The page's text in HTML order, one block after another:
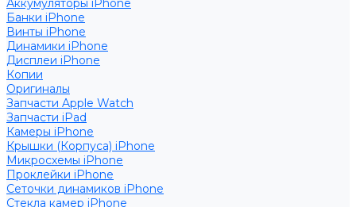
Аккумуляторы iPhone
Банки iPhone
Винты iPhone
Динамики iPhone
Дисплеи iPhone
Копии
Оригиналы
Запчасти Apple Watch
Запчасти iPad
Камеры iPhone
Крышки (Корпуса) iPhone
Микросхемы iPhone
Проклейки iPhone
Сеточки динамиков iPhone
Стекла камер iPhone